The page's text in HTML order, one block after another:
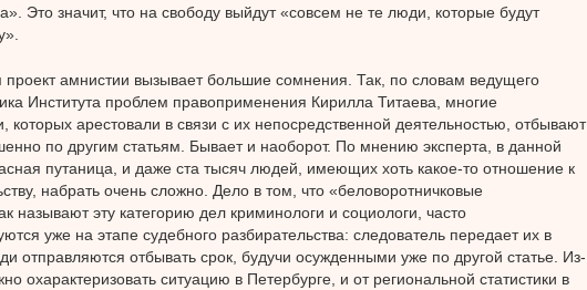
Это значит, что на свободу выйдут «совсем не те люди, которые будут
амнистии вызывает большие сомнения. Так, по словам ведущего
Института проблем правоприменения Кирилла Титаева, многие
которых арестовали в связи с их непосредственной деятельностью, отбывают
по другим статьям. Бывает и наоборот. По мнению эксперта, в данной
путаница, и даже ста тысяч людей, имеющих хоть какое-то отношение к
набрать очень сложно. Дело в том, что «беловоротничковые
называют эту категорию дел криминологи и социологи, часто
уже на этапе судебного разбирательства: следователь передает их в
отправляются отбывать срок, будучи осужденными уже по другой статье. Из-
охарактеризовать ситуацию в Петербурге, и от региональной статистики в